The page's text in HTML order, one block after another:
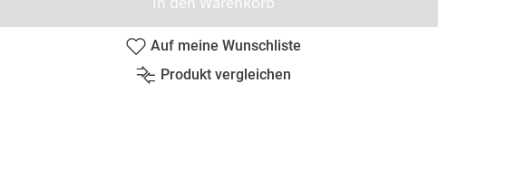
Auf meine Wunschliste
Produkt vergleichen